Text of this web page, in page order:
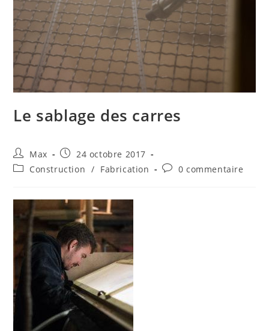
Le sablage des carres
Auteur/autrice
de
la
Max
Publication
publiée :
24 octobre 2017
PostConstruction / Fabrication
Commentaires
0 commentaire